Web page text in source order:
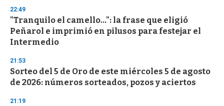
3
s
e
c
o
d
s
22:49
"Tranquilo el camello...": la frase que eligió
Peñarol e imprimió en pilusos para festejar el
Intermedio
21:53
Sorteo del 5 de Oro de este miércoles 5 de agosto
de 2026: números sorteados, pozos y aciertos
21:19